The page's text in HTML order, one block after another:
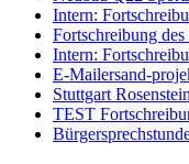
Intern:
Fortschreibung
Intern:
E-Mailersand-
Stuttgart Rosenstein
TEST